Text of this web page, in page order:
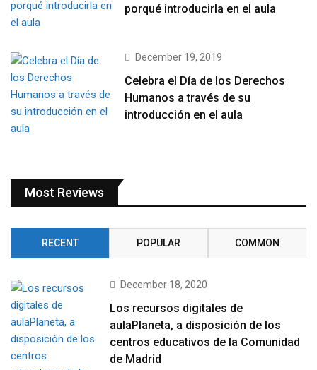
porqué introducirla en el aula
December 19, 2019
Celebra el Día de los Derechos
Humanos a través de su
introducción en el aula
Most Reviews
RECENT POPULAR COMMON
December 18, 2020
Los recursos digitales de
aulaPlaneta, a disposición de los
centros educativos de la Comunidad
de Madrid